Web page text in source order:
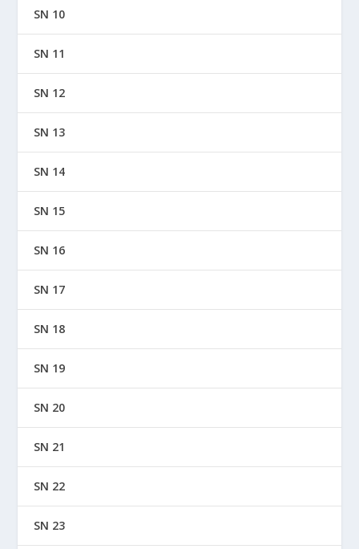
SN 10
SN 11
SN 12
SN 13
SN 14
SN 15
SN 16
SN 17
SN 18
SN 19
SN 20
SN 21
SN 22
SN 23